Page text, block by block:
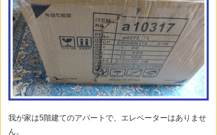
我が家は5階建てのアパートで、エレベーターはありませ
ん。